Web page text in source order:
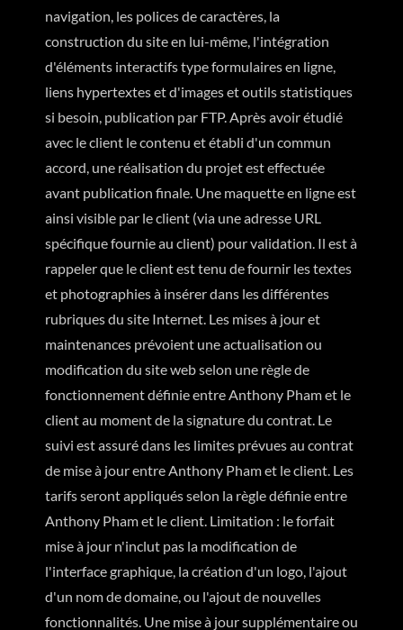
navigation, les polices de caractères, la
construction du site en lui-même, l'intégration
d'éléments interactifs type formulaires en ligne,
liens hypertextes et d'images et outils statistiques
si besoin, publication par FTP. Après avoir étudié
avec le client le contenu et établi d'un commun
accord, une réalisation du projet est effectuée
avant publication finale. Une maquette en ligne est
ainsi visible par le client (via une adresse URL
spécifique fournie au client) pour validation. Il est à
rappeler que le client est tenu de fournir les textes
et photographies à insérer dans les différentes
rubriques du site Internet. Les mises à jour et
maintenances prévoient une actualisation ou
modification du site web selon une règle de
fonctionnement définie entre Anthony Pham et le
client au moment de la signature du contrat. Le
suivi est assuré dans les limites prévues au contrat
de mise à jour entre Anthony Pham et le client. Les
tarifs seront appliqués selon la règle définie entre
Anthony Pham et le client. Limitation : le forfait
mise à jour n'inclut pas la modification de
l'interface graphique, la création d'un logo, l'ajout
d'un nom de domaine, ou l'ajout de nouvelles
fonctionnalités. Une mise à jour supplémentaire ou